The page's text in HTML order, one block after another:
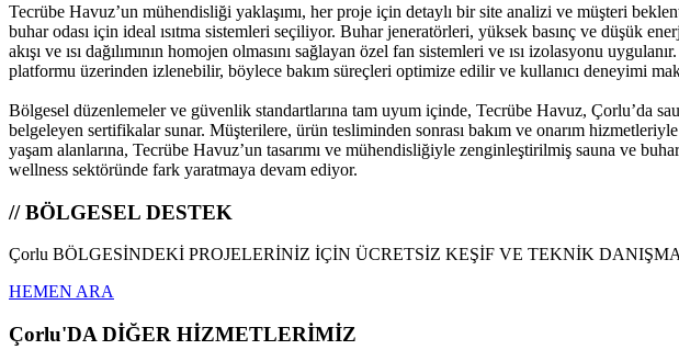
Tecrübe Havuz’un mühendisliği yaklaşımı, her proje için detaylı bir site analizi ve müşteri
buhar odası için ideal ısıtma sistemleri seçiliyor. Buhar jeneratörleri, yüksek basınç ve düşük
akışı ve ısı dağılımının homojen olmasını sağlayan özel fan sistemleri ve ısı izolasyonu
platformu üzerinden izlenebilir, böylece bakım süreçleri optimize edilir ve kullanıcı deneyimi
Bölgesel düzenlemeler ve güvenlik standartlarına tam uyum içinde, Tecrübe Havuz, Çorlu’da
belgeleyen sertifikalar sunar. Müşterilere, ürün tesliminden sonrası bakım ve onarım
yaşam alanlarına, Tecrübe Havuz’un tasarımı ve mühendisliğiyle zenginleştirilmiş sauna ve
wellness sektöründe fark yaratmaya devam ediyor.
// BÖLGESEL DESTEK
Çorlu BÖLGESİNDEKİ PROJELERİNİZ İÇİN ÜCRETSİZ KEŞİF VE TEKNİK
HEMEN ARA
Çorlu'DA DİĞER HİZMETLERİMİZ